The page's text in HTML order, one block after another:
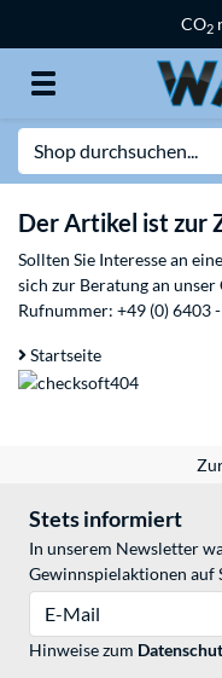
CO2
Der Artikel ist zur
Sollten Sie Interesse an
sich zur Beratung an
Rufnummer: +49 (0) 6403
Startseite
Stets informiert
In unserem Newsletter
Gewinnspielaktionen auf
Hinweise zum